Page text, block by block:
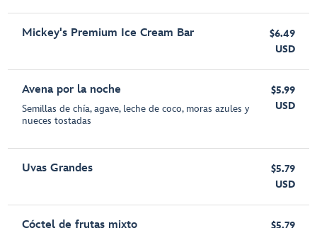
Mickey's Premium Ice Cream Bar
$6.49
USD
Avena por la noche
Semillas de chía, agave, leche de coco, moras azules y
nueces tostadas
$5.99
USD
Uvas Grandes
$5.79
USD
Cóctel de frutas mixto